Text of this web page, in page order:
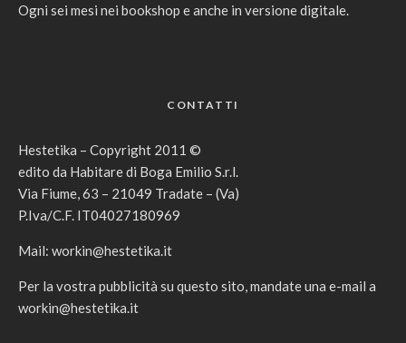
Ogni sei mesi nei bookshop e anche in versione digitale.
CONTATTI
Hestetika – Copyright 2011 ©
edito da Habitare di Boga Emilio S.r.l.
Via Fiume, 63 – 21049 Tradate – (Va)
P.Iva/C.F. IT04027180969
Mail: workin@hestetika.it
Per la vostra pubblicità su questo sito, mandate una e-mail a
workin@hestetika.it